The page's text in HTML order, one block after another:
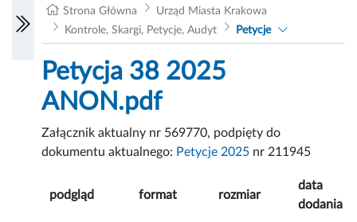
Strona Główna
Urząd Miasta Krakowa
Kontrole, Skargi, Petycje, Audyt
Petycje
Petycja 38 2025
ANON.pdf
Załącznik aktualny nr 569770, podpięty do
dokumentu aktualnego: Petycje 2025 nr 211945
podgląd format rozmiar
data
dodania